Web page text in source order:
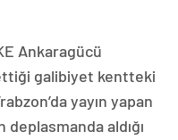
Ankaragücü
galibiyet kentteki
yayın yapan
aldığı